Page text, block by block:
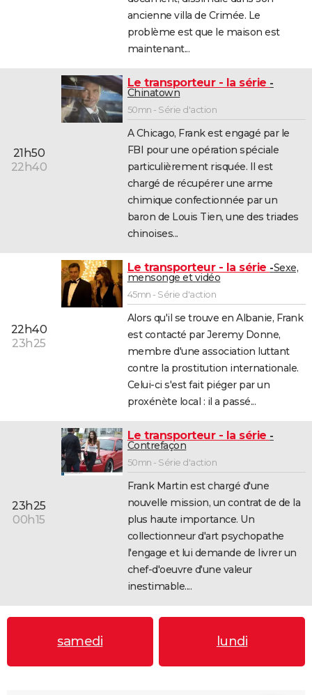
ancienne villa de Crimée. Le
problème est que le maison est
maintenant...
21h50
22h40
Le transporteur - la série
Chinatown
50mn - Série d'action
A Chicago, Frank est engagé par le
FBI pour une opération spéciale
particulièrement risquée. Il est
chargé de récupérer une arme
chimique confectionnée par un
baron de Louis Tien, une des triades
chinoises...
22h40
23h25
Le transporteur - la série Sexe,
mensonge et vidéo
45mn - Série d'action
Alors qu'il se trouve en Albanie, Frank
est contacté par Jeremy Donne,
membre d'une association luttant
contre la prostitution internationale.
Celui-ci s'est fait piéger par un
proxénète local : il a passé...
23h25
00h15
Le transporteur - la série
Contrefaçon
50mn - Série d'action
Frank Martin est chargé d'une
nouvelle mission, un contrat de de la
plus haute importance. Un
collectionneur d'art psychopathe
l'engage et lui demande de livrer un
chef-d'oeuvre d'une valeur
inestimable....
samedi lundi